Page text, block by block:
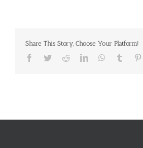
Share This Story, Choose Your Platform!
Facebook
TwitterRedditLinkedInWhatsApp
Tumblr